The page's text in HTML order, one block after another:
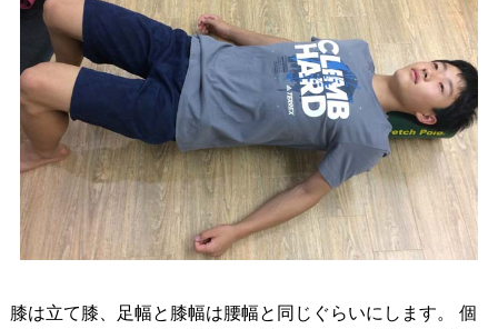
膝は立て膝、足幅と膝幅は腰幅と同じぐらいにします。 個